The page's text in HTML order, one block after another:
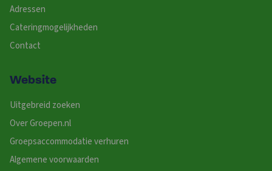
Adressen
Cateringmogelijkheden
Contact
Website
Uitgebreid zoeken
Over Groepen.nl
Groepsaccommodatie verhuren
Algemene voorwaarden